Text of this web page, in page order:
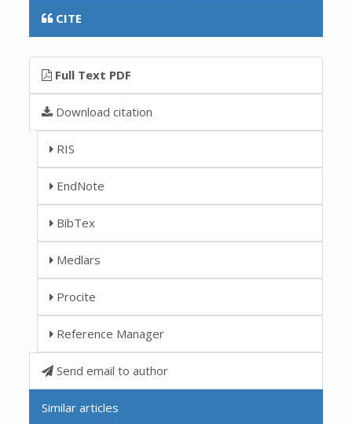
CITE
Full Text PDF
Download citation
RIS
EndNote
BibTex
Medlars
Procite
Reference Manager
Send email to author
Similar articles